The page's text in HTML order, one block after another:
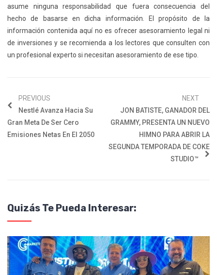
asume ninguna responsabilidad que fuera consecuencia del
hecho de basarse en dicha información. El propósito de la
información contenida aquí no es ofrecer asesoramiento legal ni
de inversiones y se recomienda a los lectores que consulten con
un profesional experto si necesitan asesoramiento de ese tipo.
PREVIOUS
Nestlé Avanza Hacia Su
Gran Meta De Ser Cero
Emisiones Netas En El 2050
NEXT
JON BATISTE, GANADOR DEL
GRAMMY, PRESENTA UN NUEVO
HIMNO PARA ABRIR LA
SEGUNDA TEMPORADA DE COKE
STUDIO™
Quizás Te Pueda Interesar: